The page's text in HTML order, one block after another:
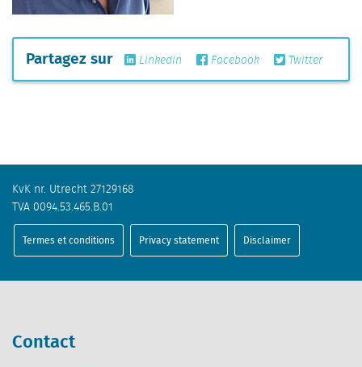
Partagez sur Linkedin Facebook Twitter
KvK nr. Utrecht 27129168
TVA 0094.53.465.B.01
Termes et conditions Privacy statement Disclaimer
Contact